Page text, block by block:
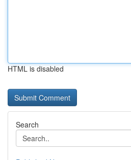
HTML is disabled
Search